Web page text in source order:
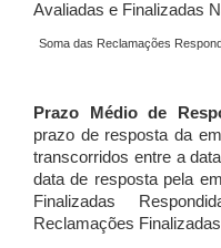
Avaliadas e Finalizadas
Soma das Reclamações
Prazo Médio de
prazo de resposta da
transcorridos entre a
data de resposta pela
Finalizadas
Reclamações